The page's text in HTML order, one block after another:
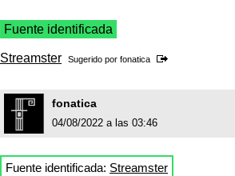
Fuente identificada
Streamster Sugerido por fonatica
fonatica
04/08/2022 a las 03:46
Fuente identificada: Streamster